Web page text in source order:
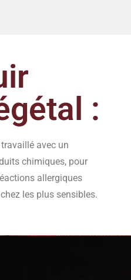
:
avec un
chimiques, pour
allergiques
les plus sensibles.